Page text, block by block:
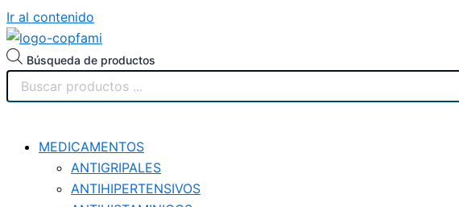
Ir al contenido
Búsqueda de productos
MEDICAMENTOS
ANTIGRIPALES
ANTIHIPERTENSIVOS